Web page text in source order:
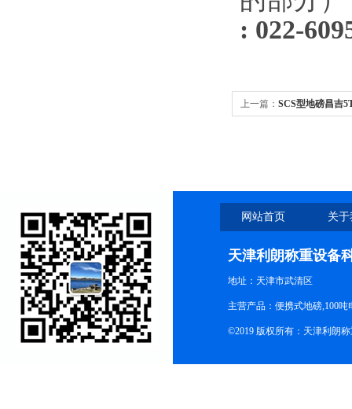
: 022-
上一篇： SCS型地磅昌吉
网站首页 关
天津利朗称重设备
地址：天津市武清区
主营产品：便携式地磅,100
©2019 版权所有：天津利朗